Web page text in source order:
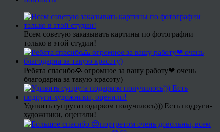
Всем советую заказывать картины по фотографии
только в этой студии!
Ребята спасибо🙏 огромное за вашу работу❤ очень
благодарна за такую красоту)
Удивить супруга подарком получилось))) Есть подруги-
художники, оценили!